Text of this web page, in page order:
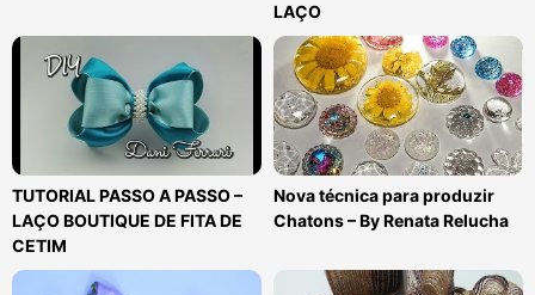
LAÇO
TUTORIAL PASSO A PASSO –
LAÇO BOUTIQUE DE FITA DE
CETIM
Nova técnica para produzir
Chatons – By Renata Relucha